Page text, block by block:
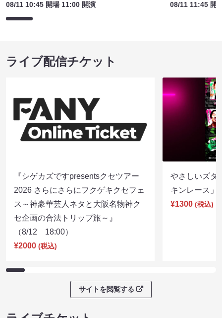
08/11 10:45 開場 11:00 開演
08/11 11:45 開
ライブ配信チケット
『シゲカズですpresentsクセツアー
2026 さらにさらにフクゲキクセフェ
ス～神豪華芸人ネタと大阪名物神ク
セ企画の合法トリップ旅～』
（8/12 18:00）
¥2000 (税込)
やさしいズタ
キンレース
¥1300 (税込)
サイトを閲覧する